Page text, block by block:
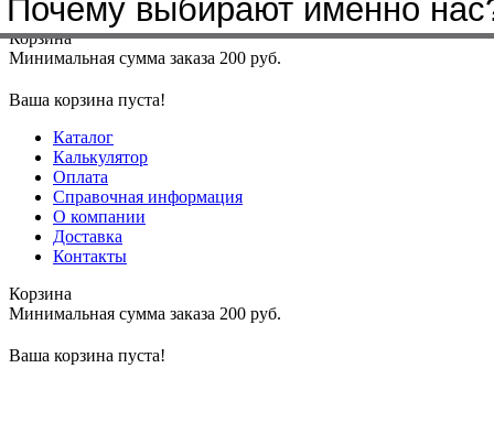
Меню+7(4912)50-37-50sbit@krep62.ru
Корзина
Минимальная сумма заказа 200 руб.
Ваша корзина пуста!
Каталог
Калькулятор
Оплата
Справочная информация
О компании
Доставка
Контакты
Корзина
Минимальная сумма заказа 200 руб.
Ваша корзина пуста!
Почему выбирают именно